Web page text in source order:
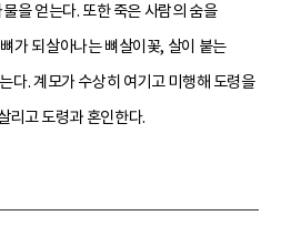
을 얻는다. 또한 죽은 사람의 숨을
가 되살아나는 뼈살이꽃, 살이 붙는
다. 계모가 수상히 여기고 미행해 도령을
리고 도령과 혼인한다.